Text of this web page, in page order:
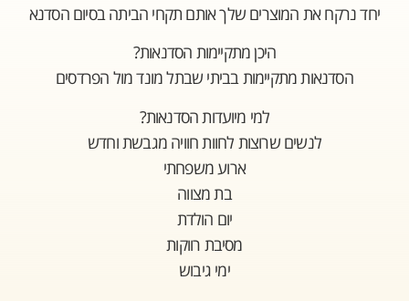
יחד נרקח את המוצרים שלך אותם תקחי הביתה בסיום הסדנא
היכן מתקיימות הסדנאות?
הסדנאות מתקיימות בביתי שבתל מונד מול הפרדסים
למי מיועדות הסדנאות?
לנשים שרוצות לחוות חוויה מגבשת וחדש
ארוע משפחתי
בת מצווה
יום הולדת
מסיבת רווקות
ימי גיבוש